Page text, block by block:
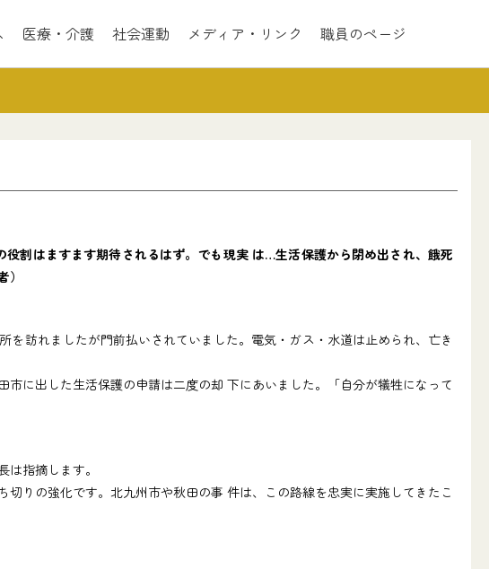
医療・介護 社会運動 メディア・リンク 職員のページ
割はますます期待されるはず。でも現実 は…生活保護から閉め出され、餓死
訪れましたが門前払いされていました。電気・ガス・水道は止められ、亡き
に出した生活保護の申請は二度の却 下にあいました。「自分が犠牲になって
指摘します。
りの強化です。北九州市や秋田の事 件は、この路線を忠実に実施してきたこ